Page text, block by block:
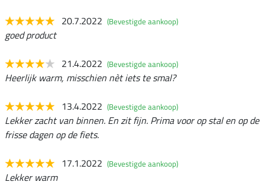
20.7.2022 (Bevestigde aankoop)
goed product
21.4.2022 (Bevestigde aankoop)
Heerlijk warm, misschien nèt iets te smal?
13.4.2022 (Bevestigde aankoop)
Lekker zacht van binnen. En zit fijn. Prima voor op stal en op de
frisse dagen op de fiets.
17.1.2022 (Bevestigde aankoop)
Lekker warm